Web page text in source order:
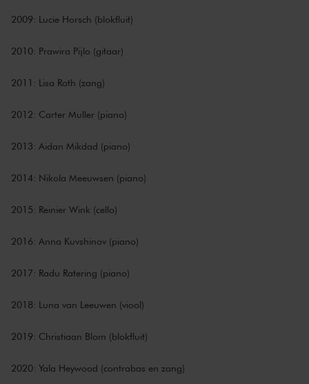
2009: Lucie Horsch (blokfluit)
2010: Prawira Pijlo (gitaar)
2011: Lisa Roth (zang)
2012: Carter Muller (piano)
2013: Aidan Mikdad (piano)
2014: Nikola Meeuwsen (piano)
2015: Reinier Wink (cello)
2016: Anna Kuvshinov (piano)
2017: Radu Ratering (piano)
2018: Luna van Leeuwen (viool)
2019: Christiaan Blom (blokfluit)
2020: Yala Heywood (contrabas en zang)